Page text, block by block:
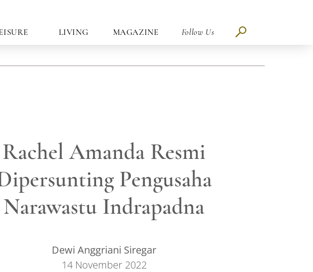
LIVING MAGAZINE Follow Us
Rachel Amanda Resmi
Pengusaha
Narawastu Indrapadna
Dewi Anggriani Siregar
14 November 2022